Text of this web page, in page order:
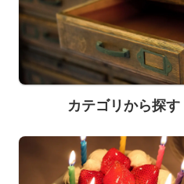
カテゴリから探す